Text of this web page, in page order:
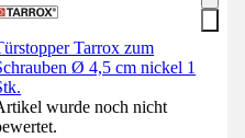
Tarrox zum
Ø 4,5 cm nickel 1
wurde noch nicht